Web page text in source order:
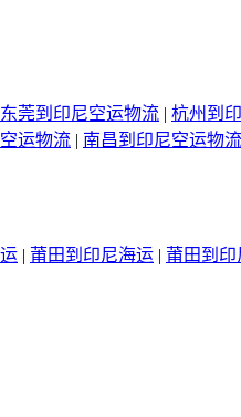
东莞到印尼空运物流 | 杭州到
运物流 | 南昌到印尼空运物流
| 莆田到印尼海运 | 莆田到